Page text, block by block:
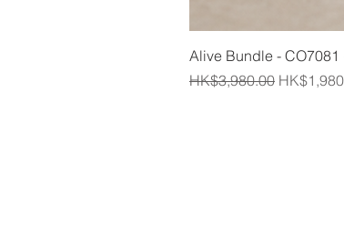
Alive Bundle -
一般價格
HK$3,980.00 促銷價格